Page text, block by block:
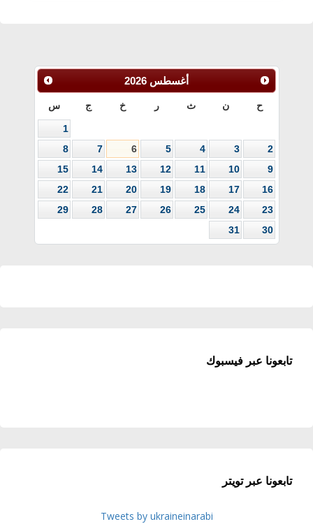
أغسطس 2026
ح ن ث ر خ ج س
1
2
3
4
5
6
7
8
9
10
11
12
13
14
15
16
17
18
19
20
21
22
23
24
25
26
27
28
29
30
31
تابعونا عبر فيسبوك
تابعونا عبر تويتر
Tweets by ukraineinarabi